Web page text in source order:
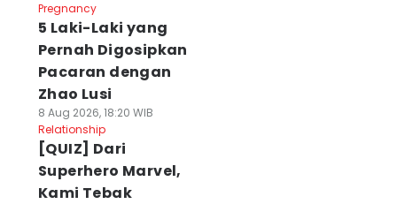
Pregnancy
5 Laki-Laki yang
Pernah Digosipkan
Pacaran dengan
Zhao Lusi
8 Aug 2026, 18:20 WIB
Relationship
[QUIZ] Dari
Superhero Marvel,
Kami Tebak